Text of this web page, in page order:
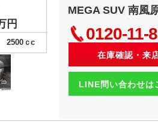
円
2500 ｃc
MEGA SUV 南風
0120-11-
在庫確認・来
LINE問い合わせは